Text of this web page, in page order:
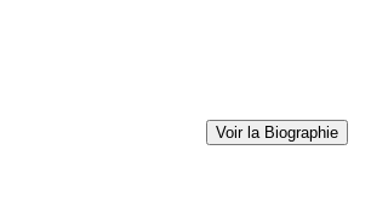
Voir la Biographie